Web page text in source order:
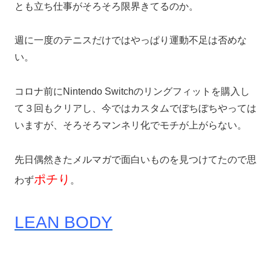
とも立ち仕事がそろそろ限界きてるのか。
週に一度のテニスだけではやっぱり運動不足は否めな
い。
コロナ前にNintendo Switchのリングフィットを購入し
て３回もクリアし、今ではカスタムでぼちぼちやっては
いますが、そろそろマンネリ化でモチが上がらない。
先日偶然きたメルマガで面白いものを見つけてたので思
わずポチり 。
LEAN BODY